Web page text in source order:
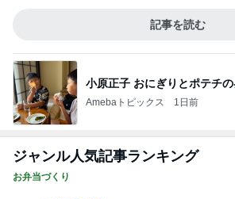
記事を読む
小原正子 おにぎりとポテチ
Amebaトピックス 1日前
ジャンル人気記事ランキング
お弁当づくり